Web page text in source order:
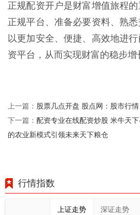
正规配资开户是财富增值旅程
正规平台、准备必要资料、熟
以更加安全、便捷、高效地进
资平台，从而实现财富的稳步增
上一篇： 股票几点开盘 股点网：股市行
下一篇： 配资专业在线配资炒股 米牛天
的农业新模式引领未来天下粮仓
行情指数
上证走势 深证走势